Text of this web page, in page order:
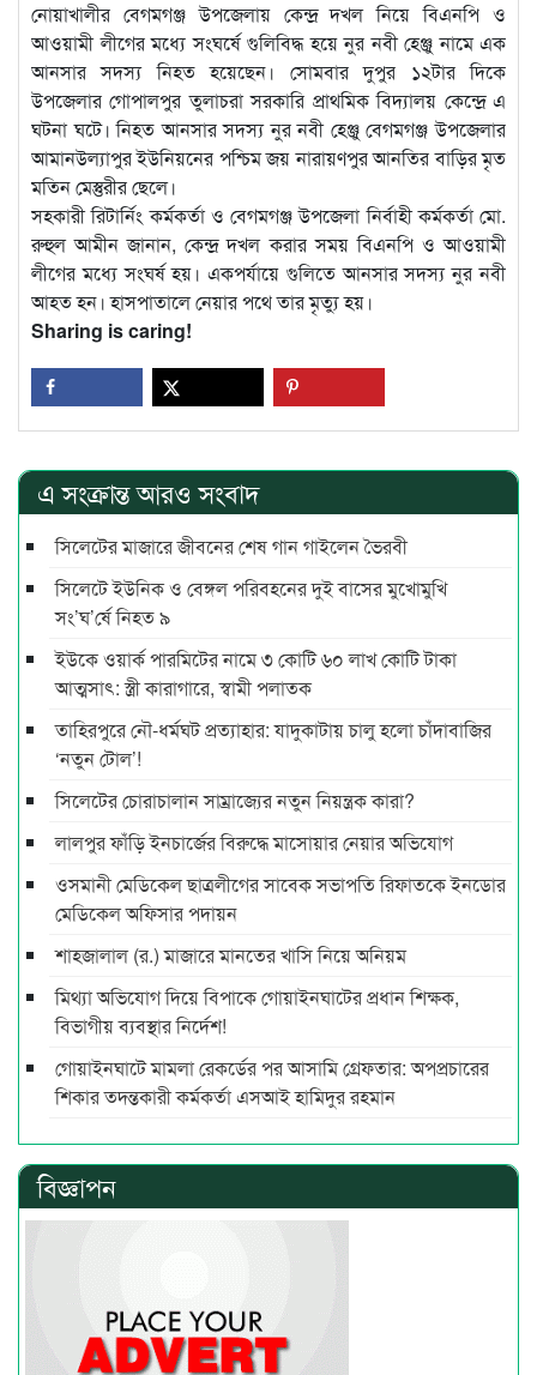
নোয়াখালীর বেগমগঞ্জ উপজেলায় কেন্দ্র দখল নিয়ে বিএনপি ও
আওয়ামী লীগের মধ্যে সংঘর্ষে গুলিবিদ্ধ হয়ে নুর নবী হেঞ্জু নামে এক
আনসার সদস্য নিহত হয়েছেন। সোমবার দুপুর ১২টার দিকে
উপজেলার গোপালপুর তুলাচরা সরকারি প্রাথমিক বিদ্যালয় কেন্দ্রে এ
ঘটনা ঘটে। নিহত আনসার সদস্য নুর নবী হেঞ্জু বেগমগঞ্জ উপজেলার
আমানউল্যাপুর ইউনিয়নের পশ্চিম জয় নারায়ণপুর আনতির বাড়ির মৃত
মতিন মেস্তুরীর ছেলে।
সহকারী রিটার্নিং কর্মকর্তা ও বেগমগঞ্জ উপজেলা নির্বাহী কর্মকর্তা মো.
রুহুল আমীন জানান, কেন্দ্র দখল করার সময় বিএনপি ও আওয়ামী
লীগের মধ্যে সংঘর্ষ হয়। একপর্যায়ে গুলিতে আনসার সদস্য নুর নবী
আহত হন। হাসপাতালে নেয়ার পথে তার মৃত্যু হয়।
Sharing is caring!
এ সংক্রান্ত আরও সংবাদ
সিলেটের মাজারে জীবনের শেষ গান গাইলেন ভৈরবী
সিলেটে ইউনিক ও বেঙ্গল পরিবহনের দুই বাসের মুখোমুখি
সং’ঘ’র্ষে নিহত ৯
ইউকে ওয়ার্ক পারমিটের নামে ৩ কোটি ৬০ লাখ কোটি টাকা
আত্মসাৎ: স্ত্রী কারাগারে, স্বামী পলাতক
তাহিরপুরে নৌ-ধর্মঘট প্রত্যাহার: যাদুকাটায় চালু হলো চাঁদাবাজির
‘নতুন টোল’!
সিলেটের চোরাচালান সাম্রাজ্যের নতুন নিয়ন্ত্রক কারা?
লালপুর ফাঁড়ি ইনচার্জের বিরুদ্ধে মাসোয়ার নেয়ার অভিযোগ
ওসমানী মেডিকেল ছাত্রলীগের সাবেক সভাপতি রিফাতকে ইনডোর
মেডিকেল অফিসার পদায়ন
শাহজালাল (র.) মাজারে মানতের খাসি নিয়ে অনিয়ম
মিথ্যা অভিযোগ দিয়ে বিপাকে গোয়াইনঘাটের প্রধান শিক্ষক,
বিভাগীয় ব্যবস্থার নির্দেশ!
গোয়াইনঘাটে মামলা রেকর্ডের পর আসামি গ্রেফতার: অপপ্রচারের
শিকার তদন্তকারী কর্মকর্তা এসআই হামিদুর রহমান
বিজ্ঞাপন